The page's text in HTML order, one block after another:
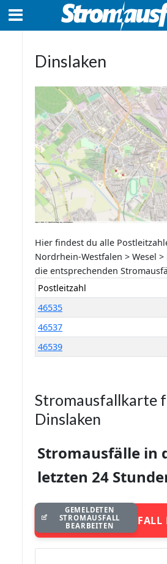
Dinslaken
Hier findest du alle
Nordrhein-Westfalen > Wesel
die entsprechenden
Postleitzahl
46535
46537
46539
Stromausfallkarte
Dinslaken
Stromausfälle in
letzten 24
STROMAUSFALL
GEMELDETEN
STROMAUSFALL
BEARBEITEN